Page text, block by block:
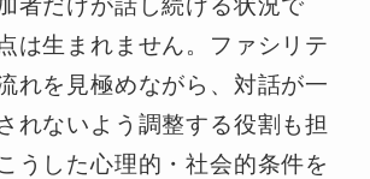
者だけが話し続ける状況で
は生まれません。ファシリテ
れを見極めながら、対話が一
れないよう調整する役割も担
うした心理的・社会的条件を